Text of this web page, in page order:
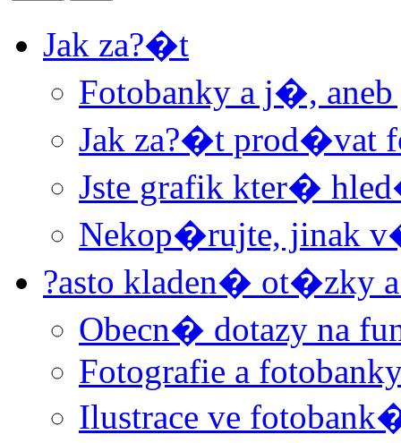
Jak za?�t
Fotobanky a j�,
Jak za?�t prod�vat
Jste grafik kter�
Nekop�rujte, jinak
?asto kladen� ot�zky
Obecn� dotazy na
Fotografie a
Ilustrace ve